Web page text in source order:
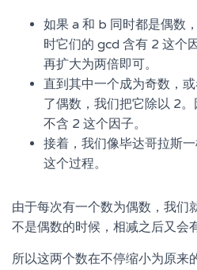
如果 a 和 b 同时都是偶数
时它们的 gcd 含有 2 这个
再扩大为两倍即可。
直到其中一个成为奇数，
了偶数，我们把它除以 2
不含 2 这个因子。
接着，我们像毕达哥拉斯
这个过程。
由于每次有一个数为偶数，我们
不是偶数的时候，相减之后又会
所以这两个数在不停缩小为原